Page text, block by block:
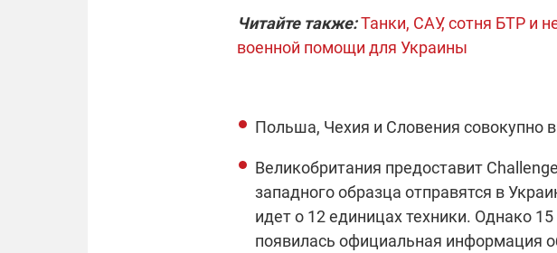
Читайте также:Танки, САУ, сотня БТР и
военной помощи для Украины
Польша, Чехия и Словения совокупно
Великобритания предоставит
западного образца отправятся в
идет о 12 единицах техники. Однако
появилась официальная информация